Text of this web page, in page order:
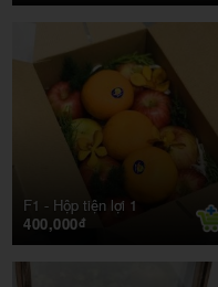
F1 - Hộp tiện lợi 1
400,000đ